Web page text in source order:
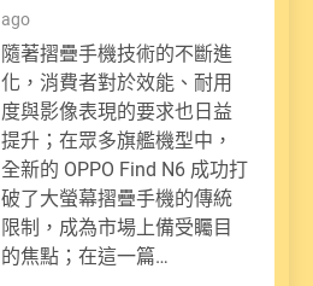
ago
隨著摺疊手機技術的不斷進
化，消費者對於效能、耐用
度與影像表現的要求也日益
提升；在眾多旗艦機型中，
全新的 OPPO Find N6 成功打
破了大螢幕摺疊手機的傳統
限制，成為市場上備受矚目
的焦點；在這一篇…